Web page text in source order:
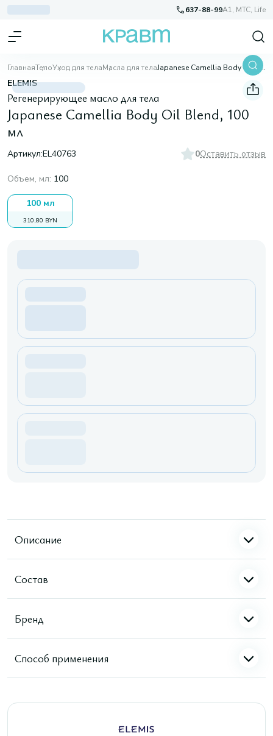
637-88-99A1, МТС, Life
ГлавнаяТелоУход для телаМасла для тела Japanese Camellia Body Oil Blend, 100 мл
ELEMIS
Регенерирующее масло для тела
Japanese Camellia Body Oil Blend, 100
мл
Артикул:EL40763 0Оставить отзыв
Объем, мл: 100
100 мл
310,80 BYN
Описание
Состав
Бренд
Способ применения